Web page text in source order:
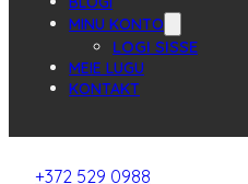
MINU KONTO
LOGI SISSE
MEIE LUGU
KONTAKT
+372 529 0988